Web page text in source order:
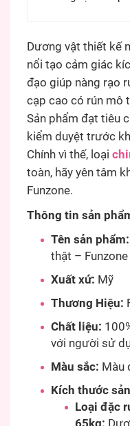
Dương vật thiết kế
nổi tạo cảm giác
đạo giúp nàng rạo
cạp cao có rún mô
Sản phẩm đạt tiêu
kiểm duyệt trước
Chính vì thế, loại
toàn, hãy yên tâm
Funzone.
Thông tin sản
Tên sản phẩm:
thật – Funzone
Xuất xứ: Mỹ
Thương Hiệu:
Chất liệu:
với người sử
Màu sắc: Màu
Kích thước
Loại đặc
65kg: